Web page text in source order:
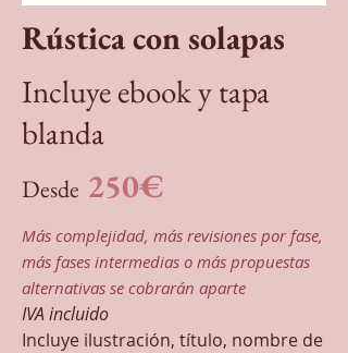
Rústica con solapas
Incluye ebook y tapa
blanda
Desde 250€
Más complejidad, más revisiones por fase,
más fases intermedias o más propuestas
alternativas se cobrarán aparte
IVA incluido
Incluye ilustración, título, nombre de